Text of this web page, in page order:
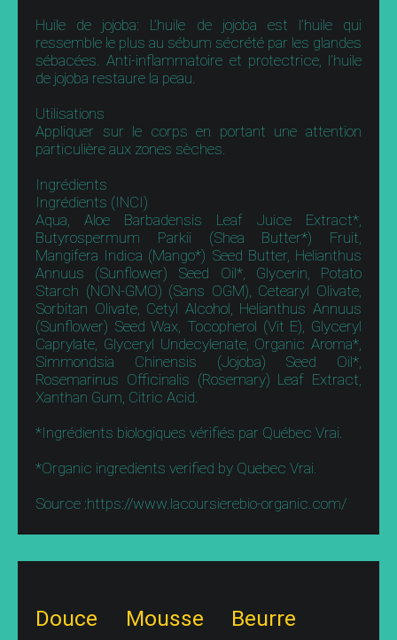
Huile de jojoba: L’huile de jojoba est l’huile qui
ressemble le plus au sébum sécrété par les glandes
sébacées. Anti-inflammatoire et protectrice, l’huile
de jojoba restaure la peau.
Utilisations
Appliquer sur le corps en portant une attention
particulière aux zones sèches.
Ingrédients
Ingrédients (INCI)
Aqua, Aloe Barbadensis Leaf Juice Extract*,
Butyrospermum Parkii (Shea Butter*) Fruit,
Mangifera Indica (Mango*) Seed Butter, Helianthus
Annuus (Sunflower) Seed Oil*, Glycerin, Potato
Starch (NON-GMO) (Sans OGM), Cetearyl Olivate,
Sorbitan Olivate, Cetyl Alcohol, Helianthus Annuus
(Sunflower) Seed Wax, Tocopherol (Vit E), Glyceryl
Caprylate, Glyceryl Undecylenate, Organic Aroma*,
Simmondsia Chinensis (Jojoba) Seed Oil*,
Rosemarinus Officinalis (Rosemary) Leaf Extract,
Xanthan Gum, Citric Acid.
*Ingrédients biologiques vérifiés par Québec Vrai.
*Organic ingredients verified by Quebec Vrai.
Source :https://www.lacoursierebio-organic.com/
Douce Mousse Beurre